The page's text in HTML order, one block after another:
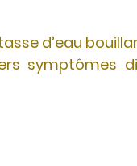
d’eau
symptômes